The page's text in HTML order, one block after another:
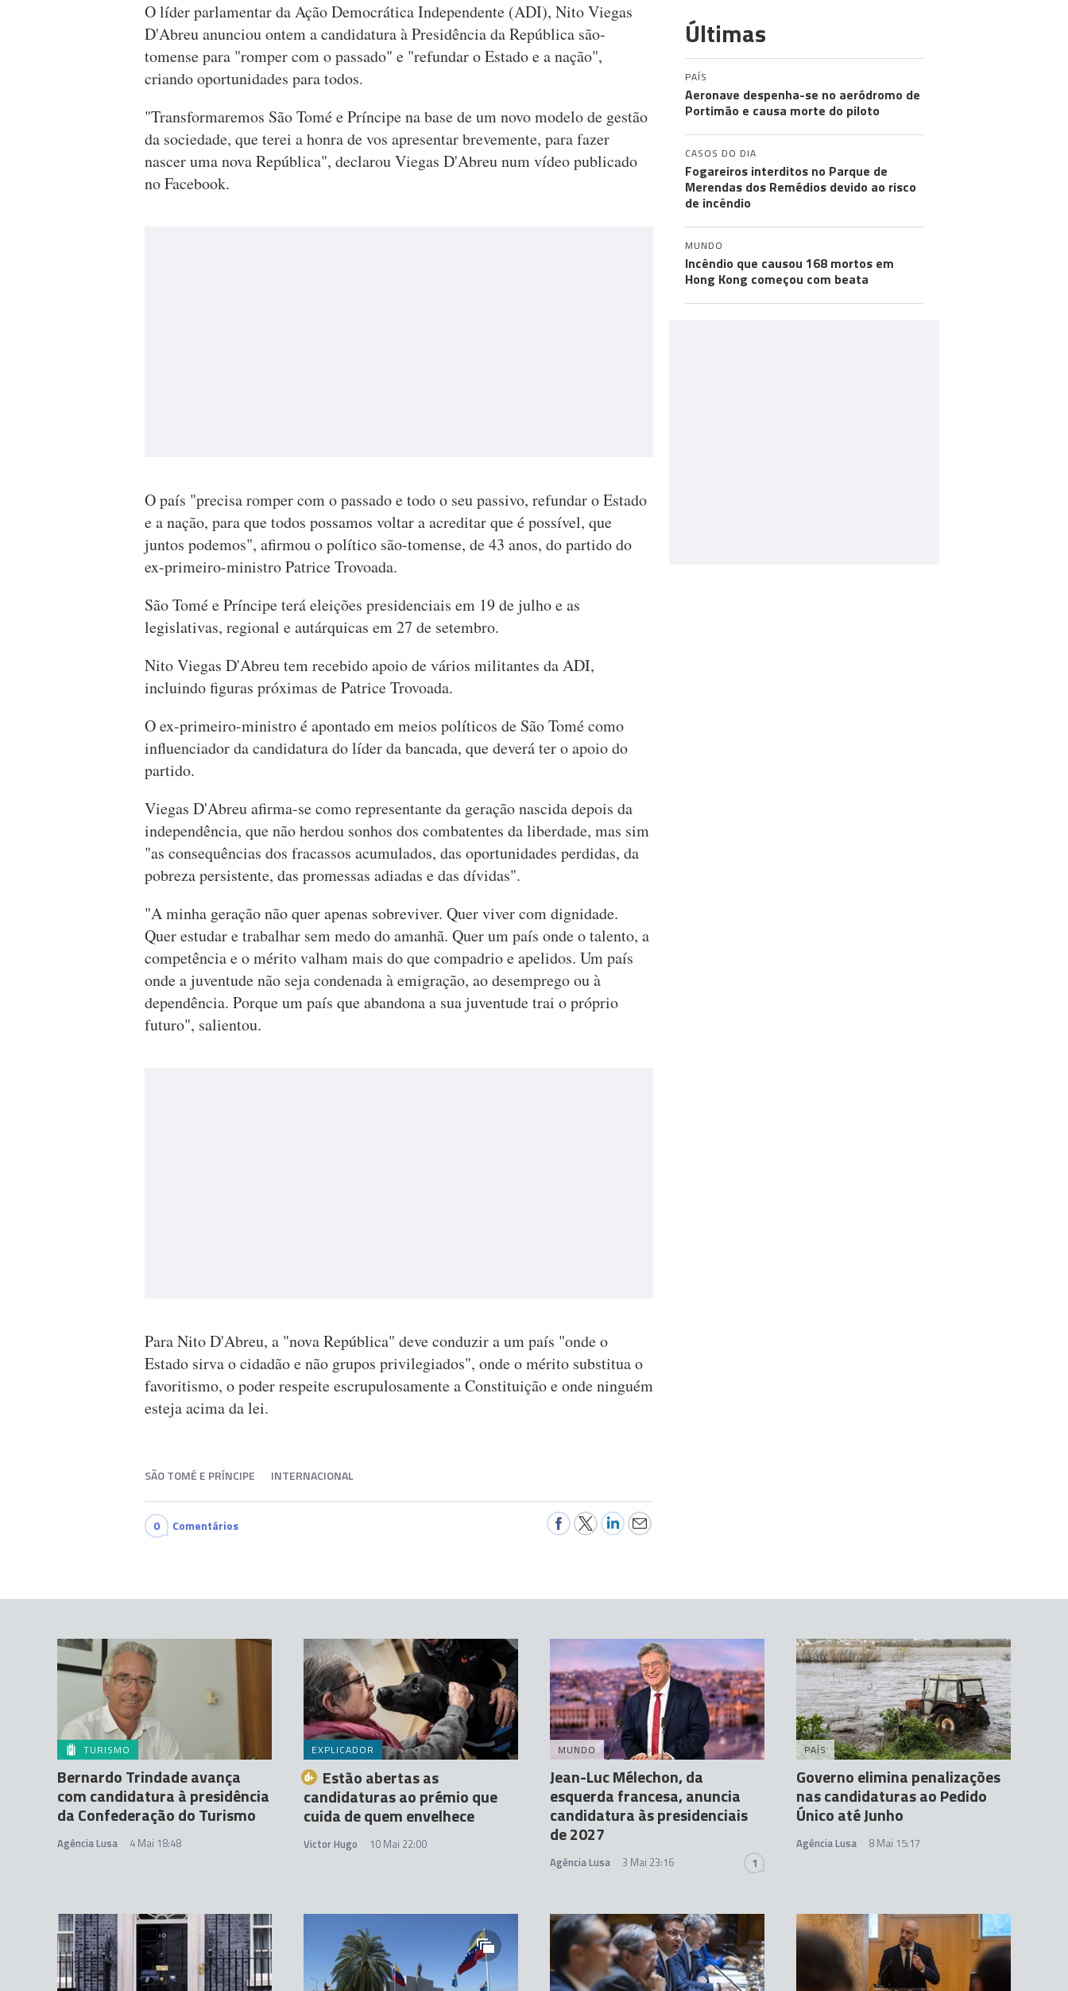
O líder parlamentar da Ação Democrática Independente (ADI), Nito Viegas
D'Abreu anunciou ontem a candidatura à Presidência da República são-
tomense para "romper com o passado" e "refundar o Estado e a nação",
criando oportunidades para todos.
"Transformaremos São Tomé e Príncipe na base de um novo modelo de gestão
da sociedade, que terei a honra de vos apresentar brevemente, para fazer
nascer uma nova República", declarou Viegas D'Abreu num vídeo publicado
no Facebook.
O país "precisa romper com o passado e todo o seu passivo, refundar o Estado
e a nação, para que todos possamos voltar a acreditar que é possível, que
juntos podemos", afirmou o político são-tomense, de 43 anos, do partido do
ex-primeiro-ministro Patrice Trovoada.
São Tomé e Príncipe terá eleições presidenciais em 19 de julho e as
legislativas, regional e autárquicas em 27 de setembro.
Nito Viegas D'Abreu tem recebido apoio de vários militantes da ADI,
incluindo figuras próximas de Patrice Trovoada.
O ex-primeiro-ministro é apontado em meios políticos de São Tomé como
influenciador da candidatura do líder da bancada, que deverá ter o apoio do
partido.
Viegas D'Abreu afirma-se como representante da geração nascida depois da
independência, que não herdou sonhos dos combatentes da liberdade, mas sim
"as consequências dos fracassos acumulados, das oportunidades perdidas, da
pobreza persistente, das promessas adiadas e das dívidas".
"A minha geração não quer apenas sobreviver. Quer viver com dignidade.
Quer estudar e trabalhar sem medo do amanhã. Quer um país onde o talento, a
competência e o mérito valham mais do que compadrio e apelidos. Um país
onde a juventude não seja condenada à emigração, ao desemprego ou à
dependência. Porque um país que abandona a sua juventude trai o próprio
futuro", salientou.
Para Nito D'Abreu, a "nova República" deve conduzir a um país "onde o
Estado sirva o cidadão e não grupos privilegiados", onde o mérito substitua o
favoritismo, o poder respeite escrupulosamente a Constituição e onde ninguém
esteja acima da lei.
SÃO TOMÉ E PRÍNCIPE INTERNACIONAL
0 Comentários
Últimas
PAÍS
Aeronave despenha-se no aeródromo de
Portimão e causa morte do piloto
CASOS DO DIA
Fogareiros interditos no Parque de
Merendas dos Remédios devido ao risco
de incêndio
MUNDO
Incêndio que causou 168 mortos em
Hong Kong começou com beata
TURISMO
Bernardo Trindade avança
com candidatura à presidência
da Confederação do Turismo
Agência Lusa 4 Mai 18:48
EXPLICADOR
Estão abertas as
candidaturas ao prémio que
cuida de quem envelhece
Victor Hugo 10 Mai 22:00
MUNDO
Jean-Luc Mélechon, da
esquerda francesa, anuncia
candidatura às presidenciais
de 2027
Agência Lusa 3 Mai 23:16 1
PAÍS
Governo elimina penalizações
nas candidaturas ao Pedido
Único até Junho
Agência Lusa 8 Mai 15:17